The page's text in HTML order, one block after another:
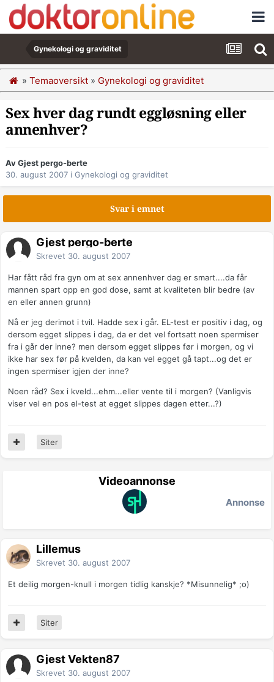
Gynekologi og graviditet
» Temaoversikt » Gynekologi og graviditet
Sex hver dag rundt eggløsning eller
annenhver?
Av Gjest pergo-berte
30. august 2007 i Gynekologi og graviditet
Svar i emnet
Gjest pergo-berte
Skrevet 30. august 2007
Har fått råd fra gyn om at sex annenhver dag er smart....da får
mannen spart opp en god dose, samt at kvaliteten blir bedre (av
en eller annen grunn)
Nå er jeg derimot i tvil. Hadde sex i går. EL-test er positiv i dag, og
dersom egget slippes i dag, da er det vel fortsatt noen spermiser
fra i går der inne? men dersom egget slippes før i morgen, og vi
ikke har sex før på kvelden, da kan vel egget gå tapt...og det er
ingen spermiser igjen der inne?
Noen råd? Sex i kveld...ehm...eller vente til i morgen? (Vanligvis
viser vel en pos el-test at egget slippes dagen etter...?)
Siter
Videoannonse
Annonse
Lillemus
Skrevet 30. august 2007
Et deilig morgen-knull i morgen tidlig kanskje? *Misunnelig* ;o)
Siter
Gjest Vekten87
Skrevet 30. august 2007